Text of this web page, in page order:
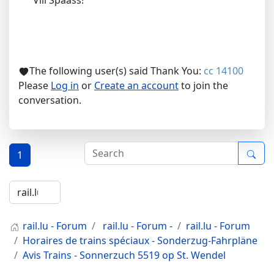
The following user(s) said Thank You: cc 14100
Please Log in or Create an accountto join the
conversation.
1
rail.lu - Forum rail.lu - Forum -
rail.lu - Forum
Horaires de trains spéciaux - Sonderzug-Fahrpläne
Avis Trains - Sonnerzuch 5519 op St. Wendel